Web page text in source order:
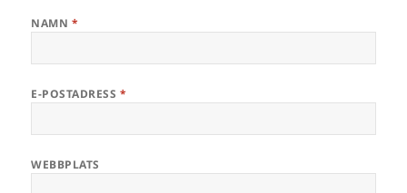
NAMN *
E-POSTADRESS *
WEBBPLATS